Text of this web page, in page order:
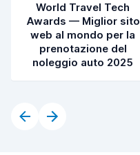
World Travel Tech
Awards — Miglior sito
web al mondo per la
prenotazione del
noleggio auto 2025